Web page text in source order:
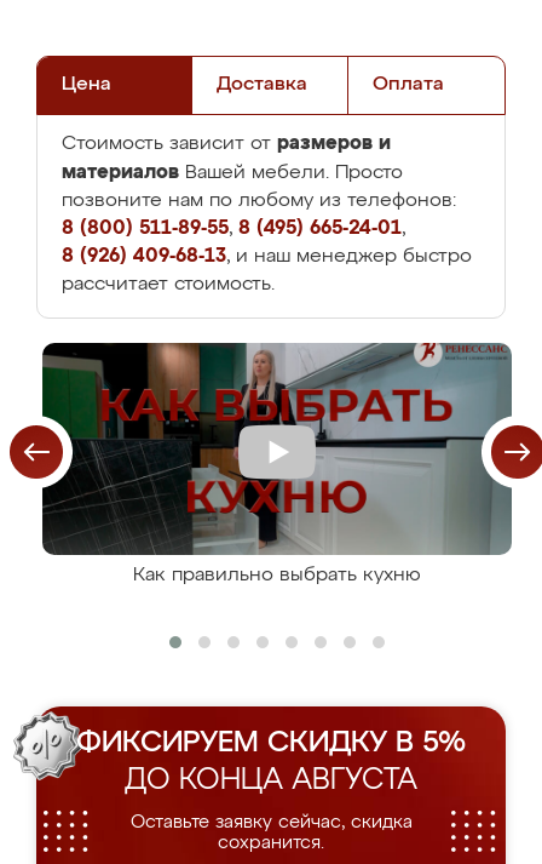
Цена Доставка Оплата
Стоимость зависит от размеров и
материалов Вашей мебели. Просто
позвоните нам по любому из телефонов:
8 (800) 511-89-55, 8 (495) 665-24-01,
8 (926) 409-68-13, и наш менеджер быстро
рассчитает стоимость.
Как правильно выбрать кухню
ФИКСИРУЕМ СКИДКУ В 5%
ДО КОНЦА АВГУСТА
Оставьте заявку сейчас, скидка
сохранится.